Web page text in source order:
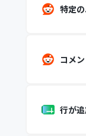
特定
コメ
行が